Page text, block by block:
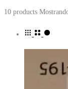
10 products